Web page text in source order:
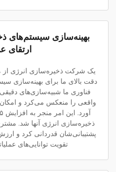
بهینه‌سازی سیستم‌های
ارتقای
یک شرکت ذخیره‌سازی انرژی از
دقت بالای ما برای بهینه‌سازی
فناوری ما شبیه‌سازی‌های
واقعی را منعکس می‌کرد و امکان
ذخیره‌سازی انرژی آنها شد.
پشتیبانی‌شان قدردانی کرد و
تقویت توانایی‌های